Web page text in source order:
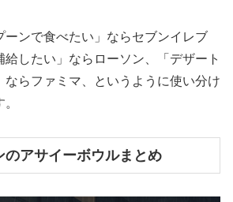
ーンで食べたい」ならセブンイレブ
給したい」ならローソン、「デザート
ならファミマ、というように使い分け
のアサイーボウルまとめ